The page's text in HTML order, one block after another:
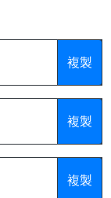
複製
複製
複製